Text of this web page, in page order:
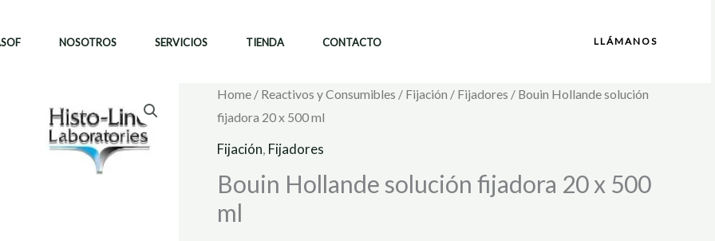
NOSOTROS SERVICIOS TIENDA CONTACTO LLÁMANOS
Home / Reactivos y Consumibles / Fijación / Fijadores / Bouin Hollande solución
fijadora 20 x 500 ml
Fijación, Fijadores
Bouin Hollande solución fijadora 20 x 500
ml